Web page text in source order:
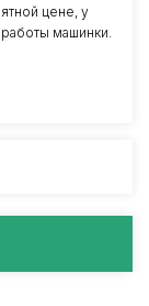
цене, у
работы машинки.